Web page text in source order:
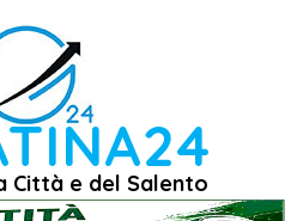
Città e del Salento